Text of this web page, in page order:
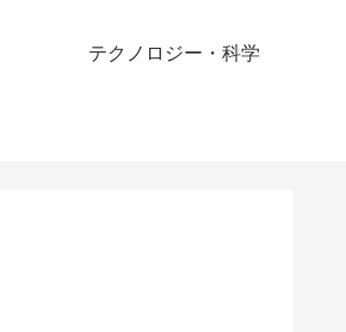
テクノロジー・科学